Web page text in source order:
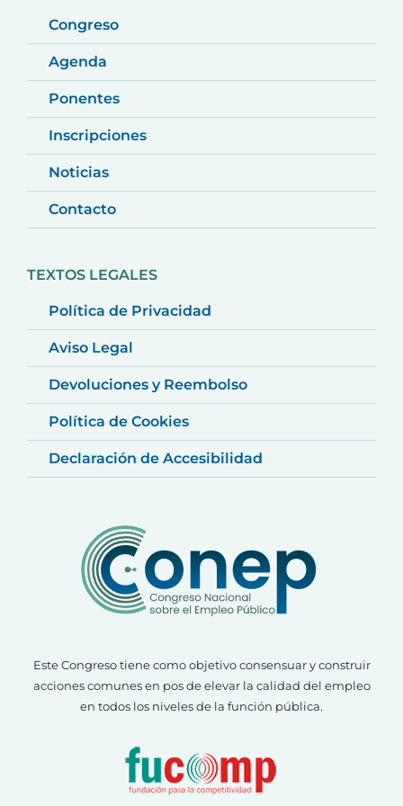
Congreso
Agenda
Ponentes
Inscripciones
Noticias
Contacto
TEXTOS LEGALES
Política de Privacidad
Aviso Legal
Devoluciones y Reembolso
Política de Cookies
Declaración de Accesibilidad
Este Congreso tiene como objetivo consensuar y construir
acciones comunes en pos de elevar la calidad del empleo
en todos los niveles de la función pública.